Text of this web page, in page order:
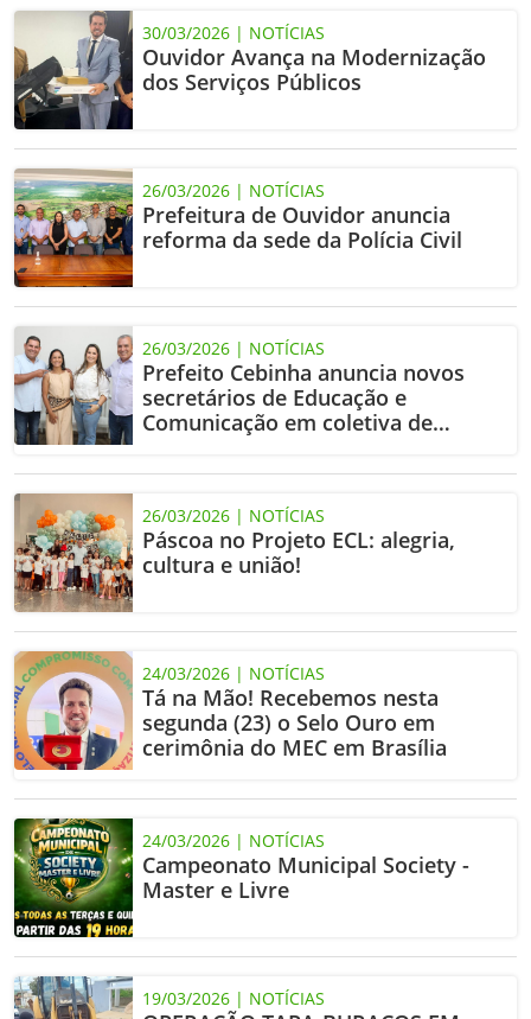
30/03/2026 | NOTÍCIAS
Ouvidor Avança na Modernização
dos Serviços Públicos
26/03/2026 | NOTÍCIAS
Prefeitura de Ouvidor anuncia
reforma da sede da Polícia Civil
26/03/2026 | NOTÍCIAS
Prefeito Cebinha anuncia novos
secretários de Educação e
Comunicação em coletiva de
26/03/2026 | NOTÍCIAS
Páscoa no Projeto ECL: alegria,
cultura e união!
24/03/2026 | NOTÍCIAS
Tá na Mão! Recebemos nesta
segunda (23) o Selo Ouro em
cerimônia do MEC em Brasília
24/03/2026 | NOTÍCIAS
Campeonato Municipal Society -
Master e Livre
19/03/2026 | NOTÍCIAS